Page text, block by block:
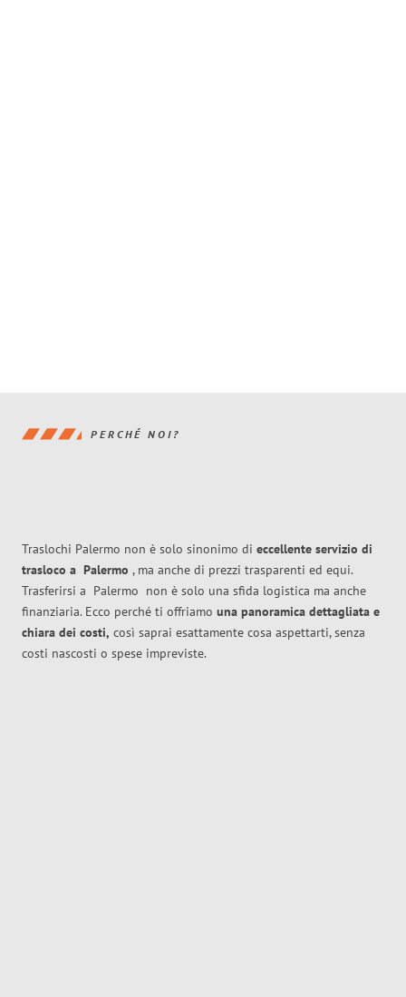
PERCHÉ NOI?
Traslochi Palermo non è solo sinonimo di eccellente servizio di
trasloco a Palermo , ma anche di prezzi trasparenti ed equi.
Trasferirsi a Palermo non è solo una sfida logistica ma anche
finanziaria. Ecco perché ti offriamo una panoramica dettagliata e
chiara dei costi, così saprai esattamente cosa aspettarti, senza
costi nascosti o spese impreviste.